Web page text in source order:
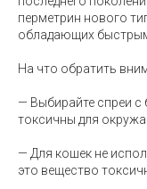
перметрин нового
обладающих
На что обратить
— Выбирайте спреи
токсичны для
— Для кошек не
это вещество